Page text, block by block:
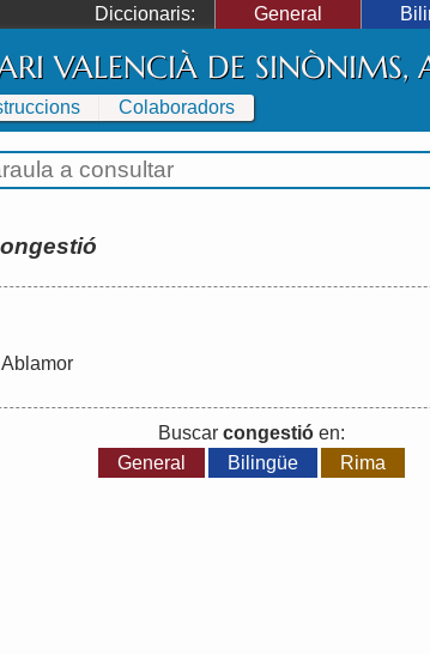
Diccionaris: General
VALENCIÀ DE SINÒNIMS,
Colaboradors
Ablamor
Buscar congestió en:
General
Bilingüe Rima